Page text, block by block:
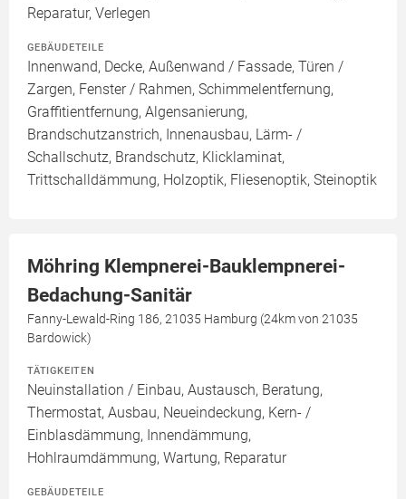
Reparatur, Verlegen
GEBÄUDETEILE
Innenwand, Decke, Außenwand / Fassade, Türen /
Zargen, Fenster / Rahmen, Schimmelentfernung,
Graffitientfernung, Algensanierung,
Brandschutzanstrich, Innenausbau, Lärm- /
Schallschutz, Brandschutz, Klicklaminat,
Trittschalldämmung, Holzoptik, Fliesenoptik, Steinoptik
Möhring Klempnerei-Bauklempnerei-
Bedachung-Sanitär
Fanny-Lewald-Ring 186, 21035 Hamburg (24km von 21035
Bardowick)
TÄTIGKEITEN
Neuinstallation / Einbau, Austausch, Beratung,
Thermostat, Ausbau, Neueindeckung, Kern- /
Einblasdämmung, Innendämmung,
Hohlraumdämmung, Wartung, Reparatur
GEBÄUDETEILE